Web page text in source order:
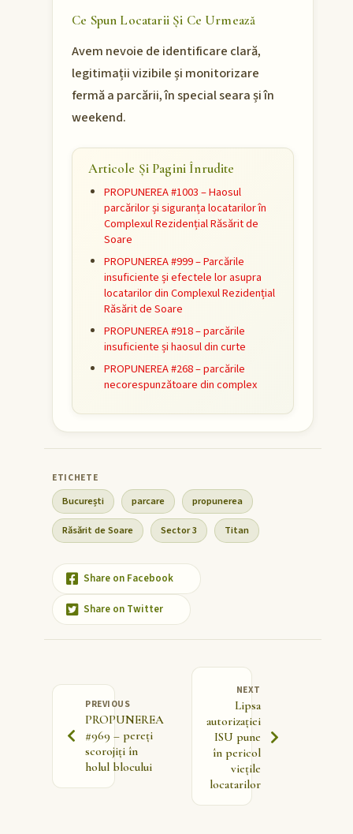
Ce Spun Locatarii Și Ce Urmează
Avem nevoie de identificare clară,
legitimații vizibile și monitorizare
fermă a parcării, în special seara și în
weekend.
Articole Și Pagini Înrudite
PROPUNEREA #1003 – Haosul
parcărilor și siguranța locatarilor în
Complexul Rezidențial Răsărit de
Soare
PROPUNEREA #999 – Parcările
insuficiente și efectele lor asupra
locatarilor din Complexul Rezidențial
Răsărit de Soare
PROPUNEREA #918 – parcările
insuficiente și haosul din curte
PROPUNEREA #268 – parcările
necorespunzătoare din complex
București parcare propunerea
Răsărit de Soare Sector 3 Titan
Share on Facebook
Share on Twitter
PREVIOUS
PROPUNEREA
#969 – pereți
scorojiți în
holul blocului
NEXT
Lipsa
autorizației
ISU pune
în pericol
viețile
locatarilor